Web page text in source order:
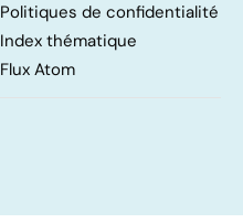
Politiques de confidentialité
Index thématique
Flux Atom